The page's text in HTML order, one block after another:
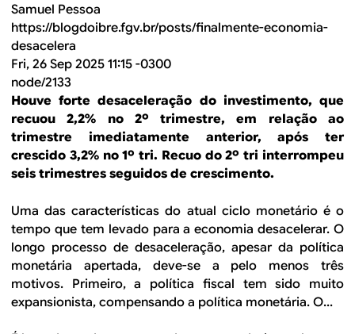
Samuel Pessoa
https://blogdoibre.fgv.br/posts/finalmente-economia-
desacelera
Fri, 26 Sep 2025 11:15 -0300
node/2133
Houve forte desaceleração do investimento, que
recuou 2,2% no 2º trimestre, em relação ao
trimestre imediatamente anterior, após ter
crescido 3,2% no 1º tri. Recuo do 2º tri interrompeu
seis trimestres seguidos de crescimento.
Uma das características do atual ciclo monetário é o
tempo que tem levado para a economia desacelerar. O
longo processo de desaceleração, apesar da política
monetária apertada, deve-se a pelo menos três
motivos. Primeiro, a política fiscal tem sido muito
expansionista, compensando a política monetária. O...